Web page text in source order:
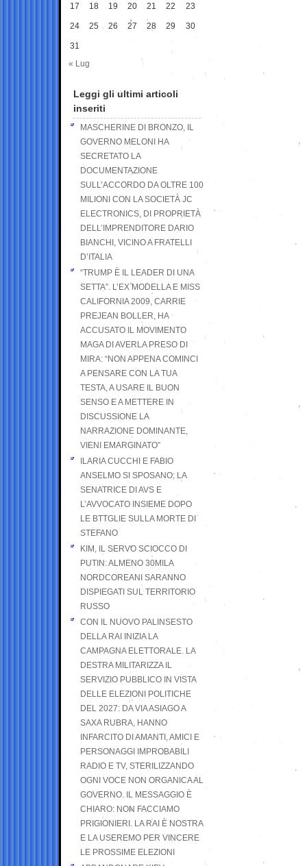
17 18 19 20 21 22 23
24 25 26 27 28 29 30
31
« Lug
Leggi gli ultimi articoli
inseriti
MASCHERINE DI BRONZO, IL
GOVERNO MELONI HA
SECRETATO LA
DOCUMENTAZIONE
SULL’ACCORDO DA OLTRE 100
MILIONI CON LA SOCIETÀ JC
ELECTRONICS, DI PROPRIETÀ
DELL’IMPRENDITORE DARIO
BIANCHI, VICINO A FRATELLI
D’ITALIA
“TRUMP È IL LEADER DI UNA
SETTA”. L’EX MODELLA E MISS
CALIFORNIA 2009, CARRIE
PREJEAN BOLLER, HA
ACCUSATO IL MOVIMENTO
MAGA DI AVERLA PRESO DI
MIRA: “NON APPENA COMINCI
A PENSARE CON LA TUA
TESTA, A USARE IL BUON
SENSO E A METTERE IN
DISCUSSIONE LA
NARRAZIONE DOMINANTE,
VIENI EMARGINATO”
ILARIA CUCCHI E FABIO
ANSELMO SI SPOSANO; LA
SENATRICE DI AVS E
L’AVVOCATO INSIEME DOPO
LE BTTGLIE SULLA MORTE DI
STEFANO
KIM, IL SERVO SCIOCCO DI
PUTIN: ALMENO 30MILA
NORDCOREANI SARANNO
DISPIEGATI SUL TERRITORIO
RUSSO
CON IL NUOVO PALINSESTO
DELLA RAI INIZIA LA
CAMPAGNA ELETTORALE. LA
DESTRA MILITARIZZA IL
SERVIZIO PUBBLICO IN VISTA
DELLE ELEZIONI POLITICHE
DEL 2027: DA VIA ASIAGO A
SAXA RUBRA, HANNO
INFARCITO DI AMANTI, AMICI E
PERSONAGGI IMPROBABILI
RADIO E TV, STERILIZZANDO
OGNI VOCE NON ORGANICA AL
GOVERNO. IL MESSAGGIO È
CHIARO: NON FACCIAMO
PRIGIONIERI. LA RAI È NOSTRA
E LA USEREMO PER VINCERE
LE PROSSIME ELEZIONI